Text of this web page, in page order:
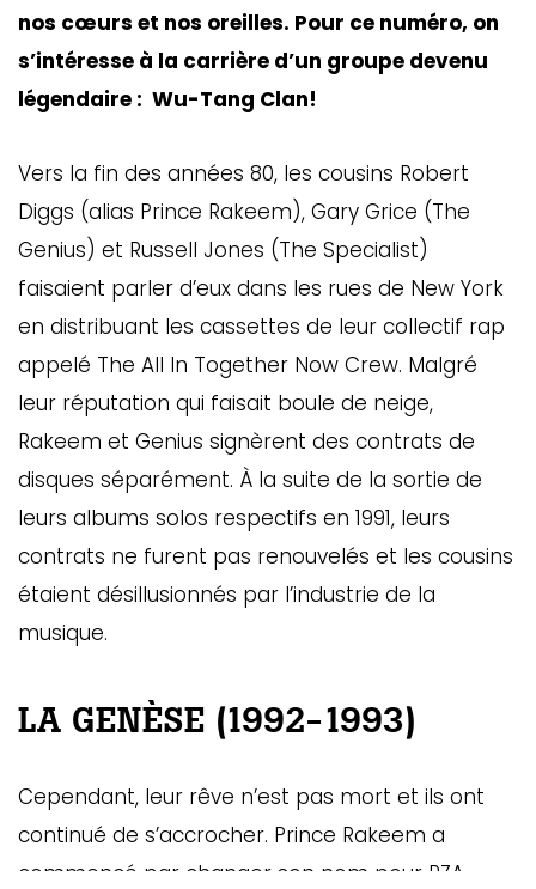
nos cœurs et nos oreilles. Pour ce numéro, on
s’intéresse à la carrière d’un groupe devenu
légendaire : Wu-Tang Clan!
Vers la fin des années 80, les cousins Robert
Diggs (alias Prince Rakeem), Gary Grice (The
Genius) et Russell Jones (The Specialist)
faisaient parler d’eux dans les rues de New York
en distribuant les cassettes de leur collectif rap
appelé The All In Together Now Crew. Malgré
leur réputation qui faisait boule de neige,
Rakeem et Genius signèrent des contrats de
disques séparément. À la suite de la sortie de
leurs albums solos respectifs en 1991, leurs
contrats ne furent pas renouvelés et les cousins
étaient désillusionnés par l’industrie de la
musique.
LA GENÈSE (1992-1993)
Cependant, leur rêve n’est pas mort et ils ont
continué de s’accrocher. Prince Rakeem a
commencé par changer son nom pour RZA,